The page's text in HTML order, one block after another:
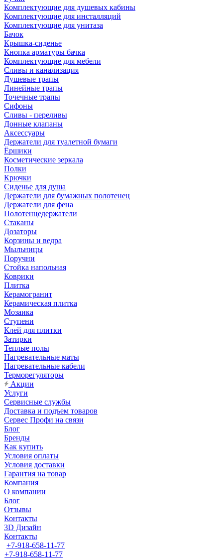
Комплектующие для душевых кабины
Комплектующие для инсталляций
Комплектующие для унитаза
Бачок
Крышка-сиденье
Кнопка арматуры бачка
Комплектующие для мебели
Сливы и канализация
Душевые трапы
Линейные трапы
Точечные трапы
Сифоны
Сливы - переливы
Донные клапаны
Аксессуары
Держатели для туалетной бумаги
Ёршики
Косметические зеркала
Полки
Крючки
Сиденье для душа
Держатели для бумажных полотенец
Держатели для фена
Полотенцедержатели
Стаканы
Дозаторы
Корзины и ведра
Мыльницы
Поручни
Стойка напольная
Коврики
Плитка
Керамогранит
Керамическая плитка
Мозаика
Ступени
Клей для плитки
Затирки
Теплые полы
Нагревательные маты
Нагревательные кабели
Терморегуляторы
Акции
Услуги
Сервисные службы
Доставка и подъем товаров
Сервес Профи на связи
Блог
Бренды
Как купить
Условия оплаты
Условия доставки
Гарантия на товар
Компания
О компании
Блог
Отзывы
Контакты
3D Дизайн
Контакты
+7-918-658-11-77
+7-918-658-11-77